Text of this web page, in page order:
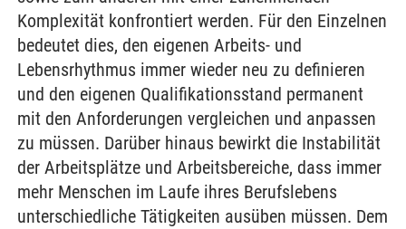
Komplexität konfrontiert werden. Für den Einzelnen
bedeutet dies, den eigenen Arbeits- und
Lebensrhythmus immer wieder neu zu definieren
und den eigenen Qualifikationsstand permanent
mit den Anforderungen vergleichen und anpassen
zu müssen. Darüber hinaus bewirkt die Instabilität
der Arbeitsplätze und Arbeitsbereiche, dass immer
mehr Menschen im Laufe ihres Berufslebens
unterschiedliche Tätigkeiten ausüben müssen. Dem